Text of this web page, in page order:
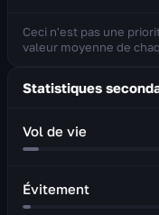
Ceci n'est pas une
valeur moyenne de
Statistiques
Vol de vie
Évitement